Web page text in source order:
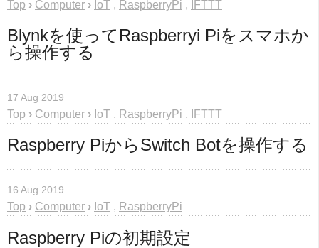
Top › Computer › IoT , RaspberryPi , IFTTT
Blynkを使ってRaspberryi Piをスマホか
ら操作する
17 Aug 2019
Top › Computer › IoT , RaspberryPi , IFTTT
Raspberry PiからSwitch Botを操作する
16 Aug 2019
Top › Computer › IoT , RaspberryPi
Raspberry Piの初期設定